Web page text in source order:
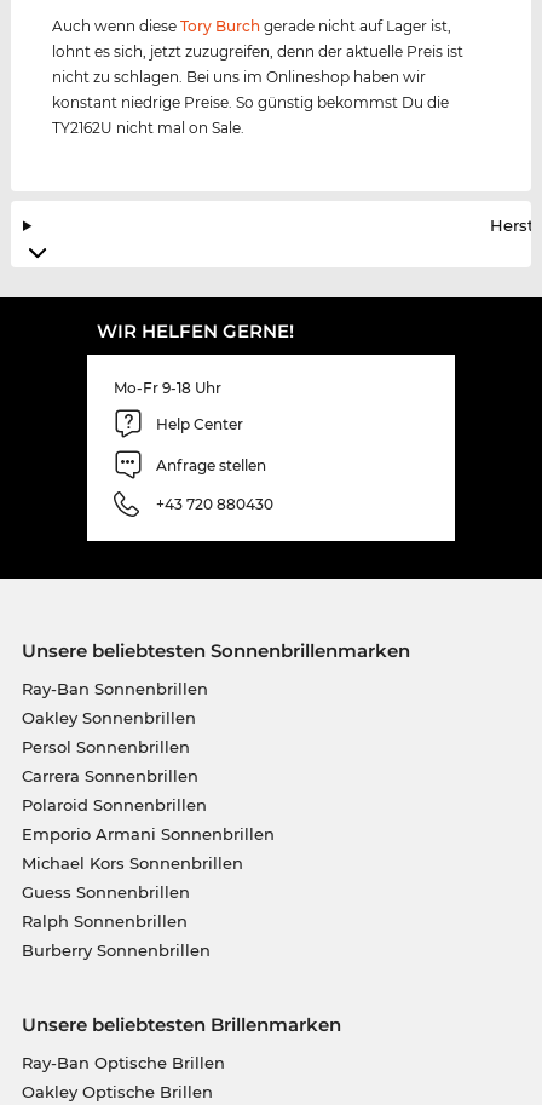
Auch wenn dieseTory Burch gerade nicht auf Lager ist,
lohnt es sich, jetzt zuzugreifen, denn der aktuelle Preis ist
nicht zu schlagen. Bei uns im Onlineshop haben wir
konstant niedrige Preise. So günstig bekommst Du die
TY2162U nicht mal on Sale.
WIR HELFEN GERNE!
Mo-Fr 9-18 Uhr
Help Center
Anfrage stellen
+43 720 880430
Unsere beliebtesten Sonnenbrillenmarken
Ray-Ban Sonnenbrillen
Oakley Sonnenbrillen
Persol Sonnenbrillen
Carrera Sonnenbrillen
Polaroid Sonnenbrillen
Emporio Armani Sonnenbrillen
Michael Kors Sonnenbrillen
Guess Sonnenbrillen
Ralph Sonnenbrillen
Burberry Sonnenbrillen
Unsere beliebtesten Brillenmarken
Ray-Ban Optische Brillen
Oakley Optische Brillen